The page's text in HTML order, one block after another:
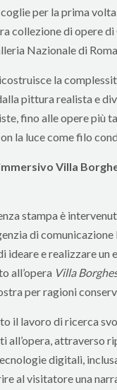
per la prima
collezione di opere
Nazionale di
la
pittura realista e
fino alle opere più
la luce come filo
Villa
stampa è
di
ideare e realizzare un
all’opera Villa
per ragioni
il lavoro di ricerca
all’opera, attraverso
digitali,
al visitatore una